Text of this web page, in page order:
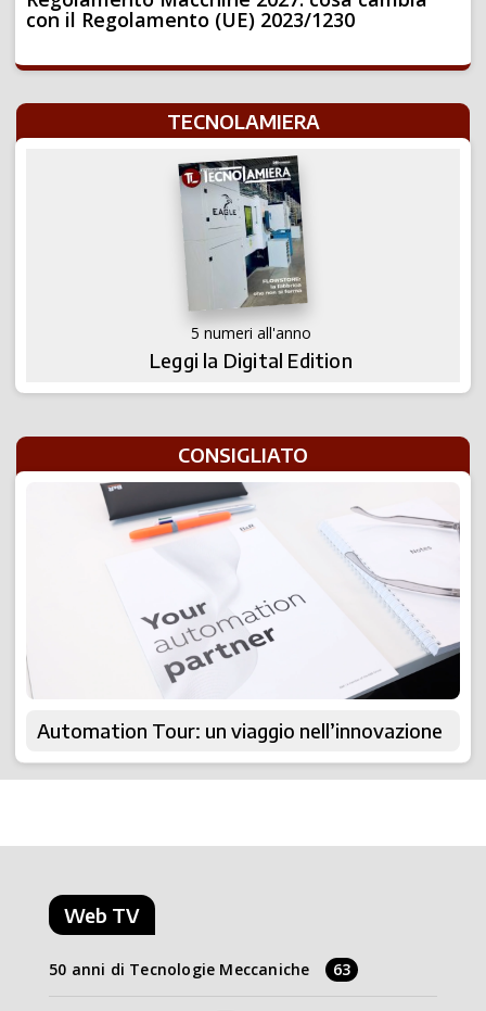
con il Regolamento (UE) 2023/1230
TECNOLAMIERA
5 numeri all'anno
Leggi la Digital Edition
CONSIGLIATO
Automation Tour: un viaggio nell’innovazione
Web TV
50 anni di Tecnologie Meccaniche 63